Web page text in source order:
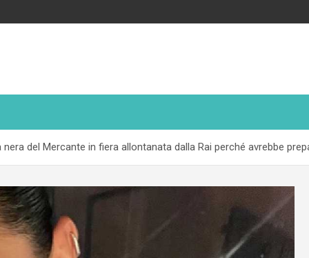
del Mercante in fiera allontanata dalla Rai perché avrebbe